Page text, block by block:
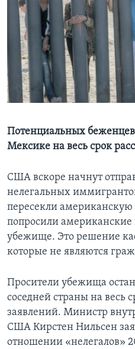
Learning English
СОЦИАЛЬНЫЕ СЕТИ
Потенциальных беженцев
Мексике на весь срок
США вскоре начнут
нелегальных
пересекли американскую
попросили американские
убежище. Это решение
которые не являются
Просители убежища
соседней страны на весь
заявлений. Министр
США Кирстен Нильсен
отношении «нелегалов»